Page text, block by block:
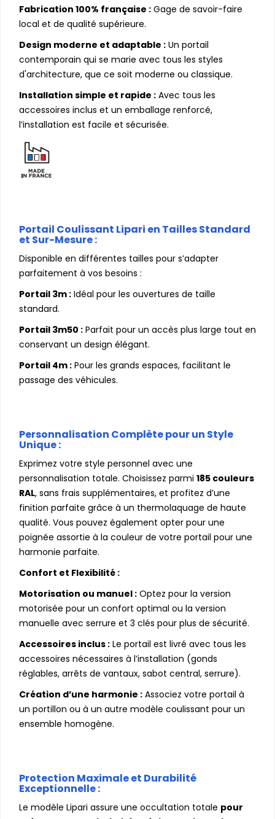
Fabrication 100% française : Gage de savoir-faire
local et de qualité supérieure.
Design moderne et adaptable : Un portail
contemporain qui se marie avec tous les styles
d'architecture, que ce soit moderne ou classique.
Installation simple et rapide : Avec tous les
accessoires inclus et un emballage renforcé,
l’installation est facile et sécurisée.
Portail Coulissant Lipari en Tailles Standard
et Sur-Mesure :
Disponible en différentes tailles pour s’adapter
parfaitement à vos besoins :
Portail 3m : Idéal pour les ouvertures de taille
standard.
Portail 3m50 : Parfait pour un accès plus large tout en
conservant un design élégant.
Portail 4m : Pour les grands espaces, facilitant le
passage des véhicules.
Personnalisation Complète pour un Style
Unique :
Exprimez votre style personnel avec une
personnalisation totale. Choisissez parmi 185 couleurs
RAL, sans frais supplémentaires, et profitez d’une
finition parfaite grâce à un thermolaquage de haute
qualité. Vous pouvez également opter pour une
poignée assortie à la couleur de votre portail pour une
harmonie parfaite.
Confort et Flexibilité :
Motorisation ou manuel : Optez pour la version
motorisée pour un confort optimal ou la version
manuelle avec serrure et 3 clés pour plus de sécurité.
Accessoires inclus : Le portail est livré avec tous les
accessoires nécessaires à l’installation (gonds
réglables, arrêts de vantaux, sabot central, serrure).
Création d’une harmonie : Associez votre portail à
un portillon ou à un autre modèle coulissant pour un
ensemble homogène.
Protection Maximale et Durabilité
Exceptionnelle :
Le modèle Lipari assure une occultation totale pour